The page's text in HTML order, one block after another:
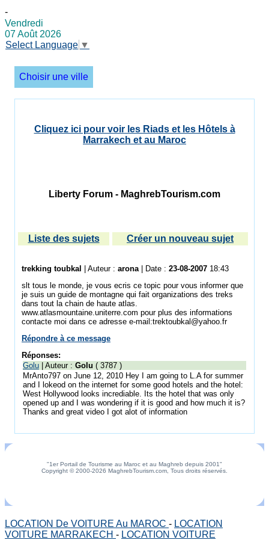
-
Vendredi
07 Août 2026
Select Language ▼
Choisir une ville
Cliquez ici pour voir les Riads et les Hôtels à
Marrakech et au Maroc
Liberty Forum - MaghrebTourism.com
Liste des sujets Créer un nouveau sujet
trekking toubkal | Auteur : arona| Date : 23-08-2007 18:43
slt tous le monde, je vous ecris ce topic pour vous informer que
je suis un guide de montagne qui fait organizations des treks
dans tout la chain de haute atlas.
www.atlasmountaine.uniterre.com pour plus des informations
contacte moi dans ce adresse e-mail:trektoubkal@yahoo.fr
Répondre à ce message
Réponses:
Golu | Auteur : Golu ( 3787 )
MrAnto797 on June 12, 2010 Hey I am going to L.A for summer
and I lokeod on the internet for some good hotels and the hotel:
West Hollywood looks incrediable. Its the hotel that was only
opened up and I was wondering if it is good and how much it is?
Thanks and great video I got alot of information
"1er Portail de Tourisme au Maroc et au Maghreb depuis 2001"
Copyright © 2000-2026 MaghrebTourism.com, Tous droits réservés.
LOCATION De VOITURE Au MAROC - LOCATION
VOITURE MARRAKECH - LOCATION VOITURE